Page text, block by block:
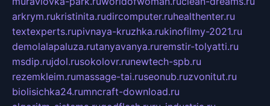
arkrym.rukristinita.rudircomputer.ruhealthenter.ru
textexperts.rupivnaya-kruzhka.rukinofilmy-2021.ru
demolalapaluza.rutanyavanya.ruremstir-tolyatti.ru
msdip.rujdol.rusokolovr.runewtech-spb.ru
rezemkleim.rumassage-tai.ruseonub.ruzvonitut.ru
biolisichka24.rumncraft-download.ru